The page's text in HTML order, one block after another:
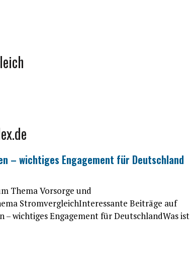
– wichtiges Engagement für Deutschland
Thema Vorsorge und
StromvergleichInteressante Beiträge auf
wichtiges Engagement für DeutschlandWas ist